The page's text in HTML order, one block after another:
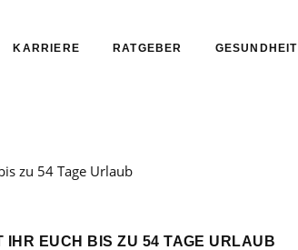
KARRIERE RATGEBER GESUNDHEIT
IHR EUCH BIS ZU 54 TAGE URLAUB